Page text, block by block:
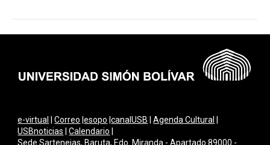
e-virtual |Correo |esopo |canalUSB |Agenda Cultural
USBnoticias |Calendario
Sede Sartenejas, Baruta, Edo. Miranda - Apartado 89000 -